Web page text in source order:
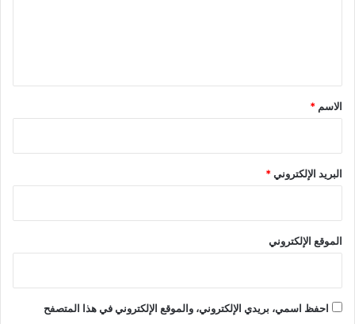
*
الاسم *
البريد الإلكتروني*
الموقع الإلكتروني
احفظ اسمي، بريدي الإلكتروني، والموقع الإلكتروني في هذا المتصفح